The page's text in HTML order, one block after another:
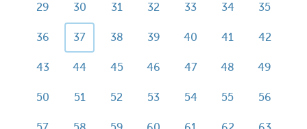
29 30 31 32 33 34 35
36 37 38 39 40 41 42
43 44 45 46 47 48 49
50 51 52 53 54 55 56